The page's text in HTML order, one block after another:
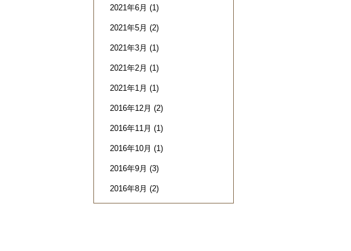
2021年6月 (1)
2021年5月 (2)
2021年3月 (1)
2021年2月 (1)
2021年1月 (1)
2016年12月 (2)
2016年11月 (1)
2016年10月 (1)
2016年9月 (3)
2016年8月 (2)